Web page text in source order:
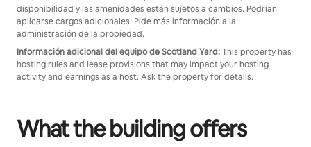
disponibilidad y las amenidades están sujetos a cambios. Podrían
aplicarse cargos adicionales. Pide más información a la
administración de la propiedad.
Información adicional del equipo de Scotland Yard:This property has
hosting rules and lease provisions that may impact your hosting
activity and earnings as a host. Ask the property for details.
What the building offers